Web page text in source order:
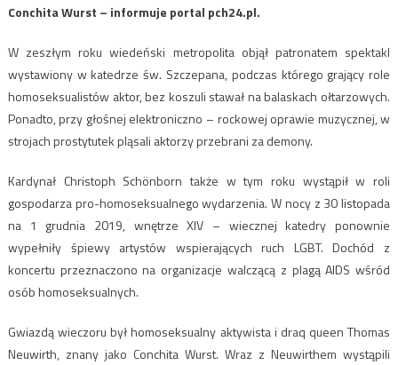
Conchita Wurst – informuje portal pch24.pl.
W zeszłym roku wiedeński metropolita objął patronatem spektakl
wystawiony w katedrze św. Szczepana, podczas którego grający role
homoseksualistów aktor, bez koszuli stawał na balaskach ołtarzowych.
Ponadto, przy głośnej elektroniczno – rockowej oprawie muzycznej, w
strojach prostytutek pląsali aktorzy przebrani za demony.
Kardynał Christoph Schönborn także w tym roku wystąpił w roli
gospodarza pro-homoseksualnego wydarzenia. W nocy z 30 listopada
na 1 grudnia 2019, wnętrze XIV – wiecznej katedry ponownie
wypełniły śpiewy artystów wspierających ruch LGBT. Dochód z
koncertu przeznaczono na organizacje walczącą z plagą AIDS wśród
osób homoseksualnych.
Gwiazdą wieczoru był homoseksualny aktywista i draq queen Thomas
Neuwirth, znany jako Conchita Wurst. Wraz z Neuwirthem wystąpili